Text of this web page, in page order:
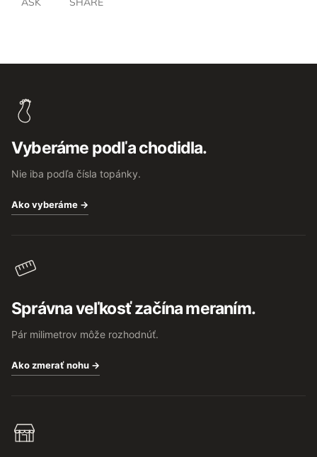
Vyberáme podľa chodidla.
Nie iba podľa čísla topánky.
Ako vyberáme →
Správna veľkosť začína meraním.
Pár milimetrov môže rozhodnúť.
Ako zmerať nohu →